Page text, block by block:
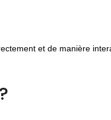
et de manière